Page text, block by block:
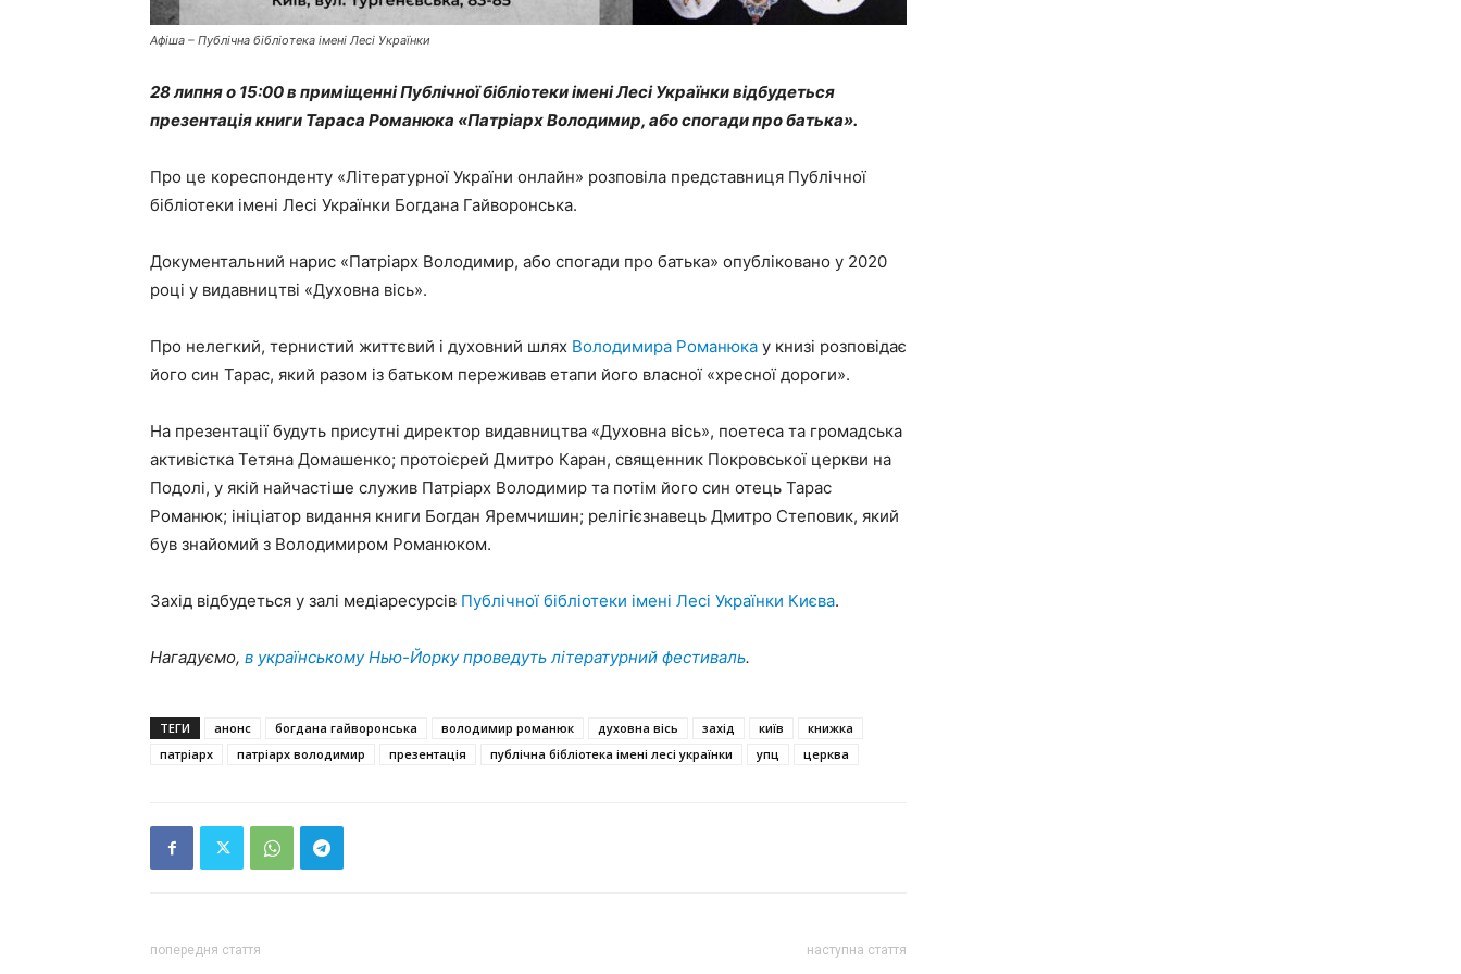
Афіша – Публічна бібліотека імені Лесі Українки
28 липня о 15:00 в приміщенні Публічної бібліотеки імені Лесі Українки відбудеться
презентація книги Тараса Романюка «Патріарх Володимир, або спогади про батька».
Про це кореспонденту «Літературної України онлайн» розповіла представниця Публічної
бібліотеки імені Лесі Українки Богдана Гайворонська.
Документальний нарис «Патріарх Володимир, або спогади про батька» опубліковано у 2020
році у видавництві «Духовна вісь».
Про нелегкий, тернистий життєвий і духовний шлях Володимира Романюка у книзі розповідає
його син Тарас, який разом із батьком переживав етапи його власної «хресної дороги».
На презентації будуть присутні директор видавництва «Духовна вісь», поетеса та громадська
активістка Тетяна Домашенко; протоієрей Дмитро Каран, священник Покровської церкви на
Подолі, у якій найчастіше служив Патріарх Володимир та потім його син отець Тарас
Романюк; ініціатор видання книги Богдан Яремчишин; релігієзнавець Дмитро Степовик, який
був знайомий з Володимиром Романюком.
Захід відбудеться у залі медіаресурсів Публічної бібліотеки імені Лесі Українки Києва.
Нагадуємо, в українському Нью-Йорку проведуть літературний фестиваль.
ТЕГИ анонс богдана гайворонська володимир романюк духовна вісь захід київ
книжка
патріарх
патріарх володимир презентація публічна бібліотека імені лесі українки упц церква
попередня стаття наступна стаття